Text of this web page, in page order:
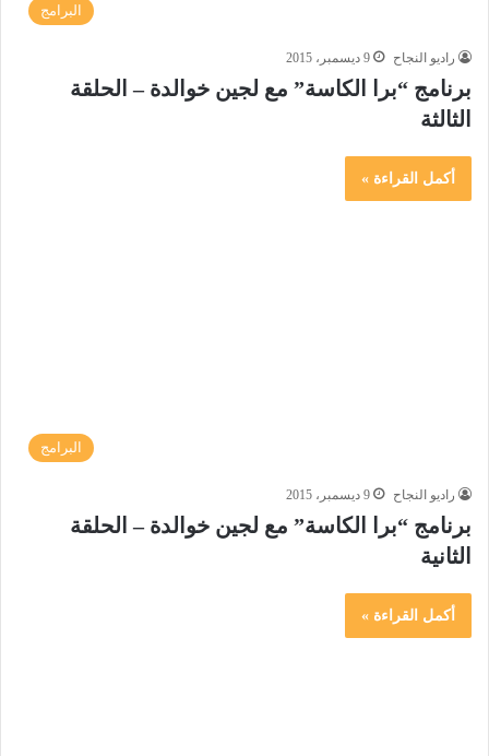
البرامج
راديو النجاح 9 ديسمبر، 2015
برنامج “برا الكاسة” مع لجين خوالدة – الحلقة
الثالثة
أكمل القراءة »
البرامج
راديو النجاح 9 ديسمبر، 2015
برنامج “برا الكاسة” مع لجين خوالدة – الحلقة
الثانية
أكمل القراءة »